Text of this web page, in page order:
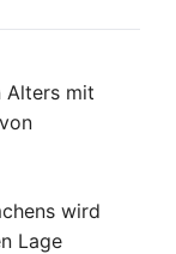
Alters mit
wird
Lage